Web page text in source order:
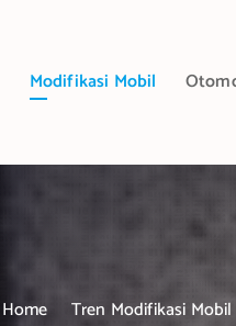
Modifikasi Mobil
Home Tren Modifikasi